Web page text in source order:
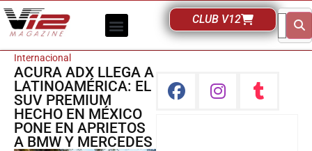
CLUB V12
Internacional
ACURA ADX LLEGA A
LATINOAMÉRICA: EL
SUV PREMIUM
HECHO EN MÉXICO
PONE EN APRIETOS
A BMW Y MERCEDES